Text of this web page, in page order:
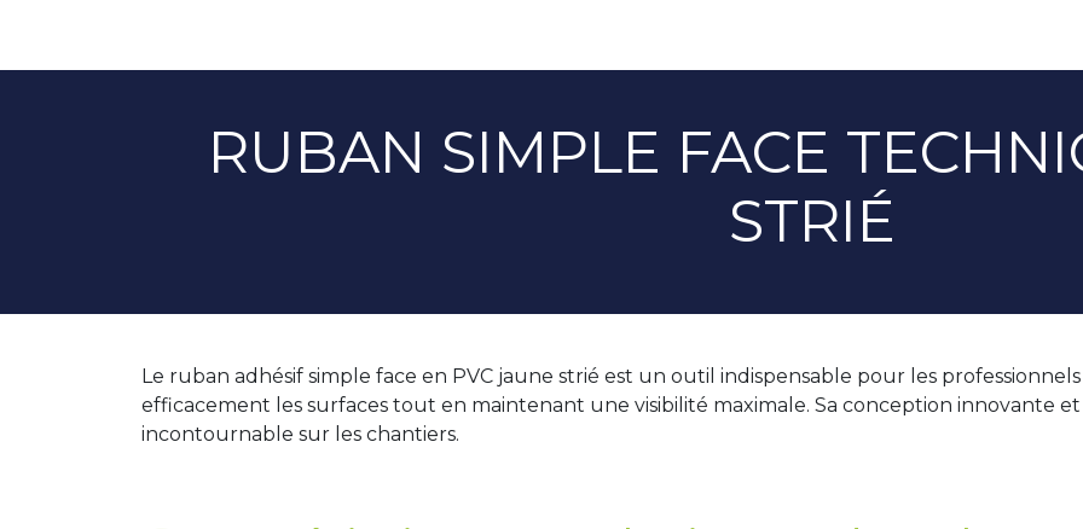
RUBAN SIMPLE FACE
STRIÉ
Le ruban adhésif simple face en PVC jaune strié est un outil indispensable pour les
efficacement les surfaces tout en maintenant une visibilité maximale. Sa conception innovante
incontournable sur les chantiers.